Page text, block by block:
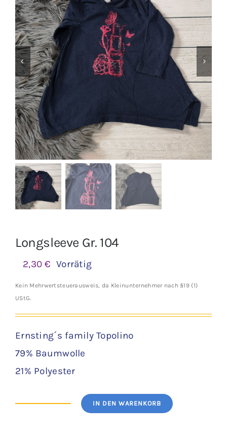
Jungen
Mädchen
Accesoires
Schuhe / Socken
Spielzeug
Babyausstattung
Krims Krams
Longsleeve Gr. 104
2,30€ Vorrätig
Kein Mehrwertsteuerausweis, da Kleinunternehmer nach §19 (1)
UStG.
Ernsting´s family Topolino
79% Baumwolle
21% Polyester
Longsleeve
IN DEN WARENKORB